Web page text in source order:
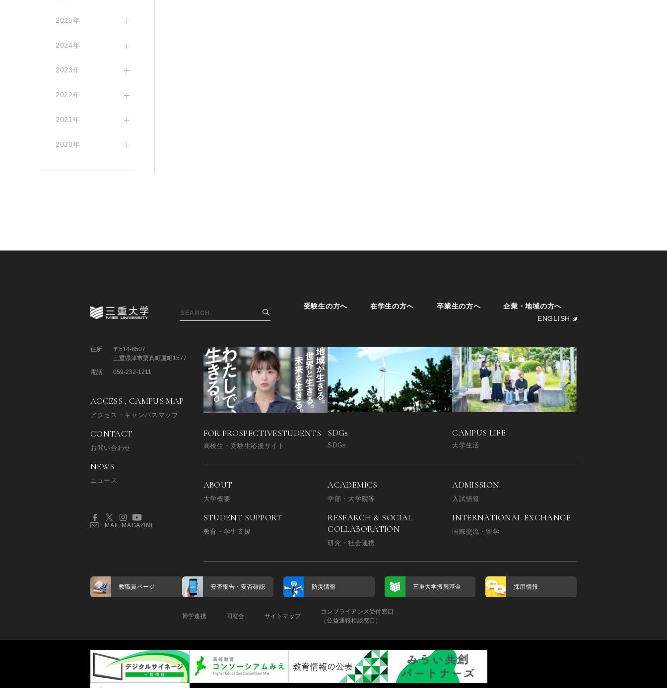
2025年
2024年
2023年
2022年
2021年
2020年
受験生の方へ 在学生の方へ 卒業生の方へ
企業・地域の方へ
ENGLISH
FOR PROSPECTIVESTUDENTS
高校生・受験生応援サイト
SDGs
SDGs
CAMPUS LIFE
大学生活
ABOUT
大学概要
ACADEMICS
学部・大学院等
ADMISSION
入試情報
STUDENT SUPPORT
教育・学生支援
RESEARCH & SOCIAL
COLLABORATION
研究・社会連携
INTERNATIONAL EXCHANGE
国際交流・留学
住所
〒514-8507
三重県津市栗真町屋町1577
電話
059-232-1211
ACCESS , CAMPUS MAP
アクセス・キャンパスマップ
CONTACT
お問い合わせ
NEWS
ニュース
MAIL MAGAZINE
教職員ページ 安否報告・安否確認 防災情報 三重大学振興基金 採用情報
博学連携 同窓会 サイトマップ
コンプライアンス受付窓口
（公益通報相談窓口）